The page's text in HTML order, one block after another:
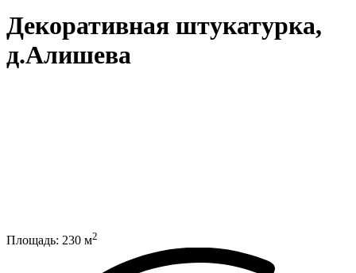
Декоративная штукатурка,
д.Алишева
Площадь: 230 м2